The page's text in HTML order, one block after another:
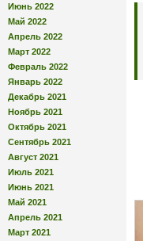
Июнь 2022
Май 2022
Апрель 2022
Март 2022
Февраль 2022
Январь 2022
Декабрь 2021
Ноябрь 2021
Октябрь 2021
Сентябрь 2021
Август 2021
Июль 2021
Июнь 2021
Май 2021
Апрель 2021
Март 2021